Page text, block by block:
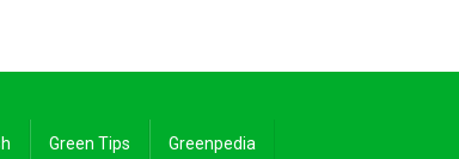
Green Tips Greenpedia